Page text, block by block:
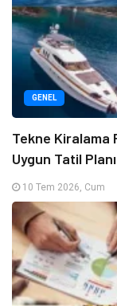
GENEL
Tekne Kiralama
Uygun Tatil Planı
10 Tem 2026, Cum